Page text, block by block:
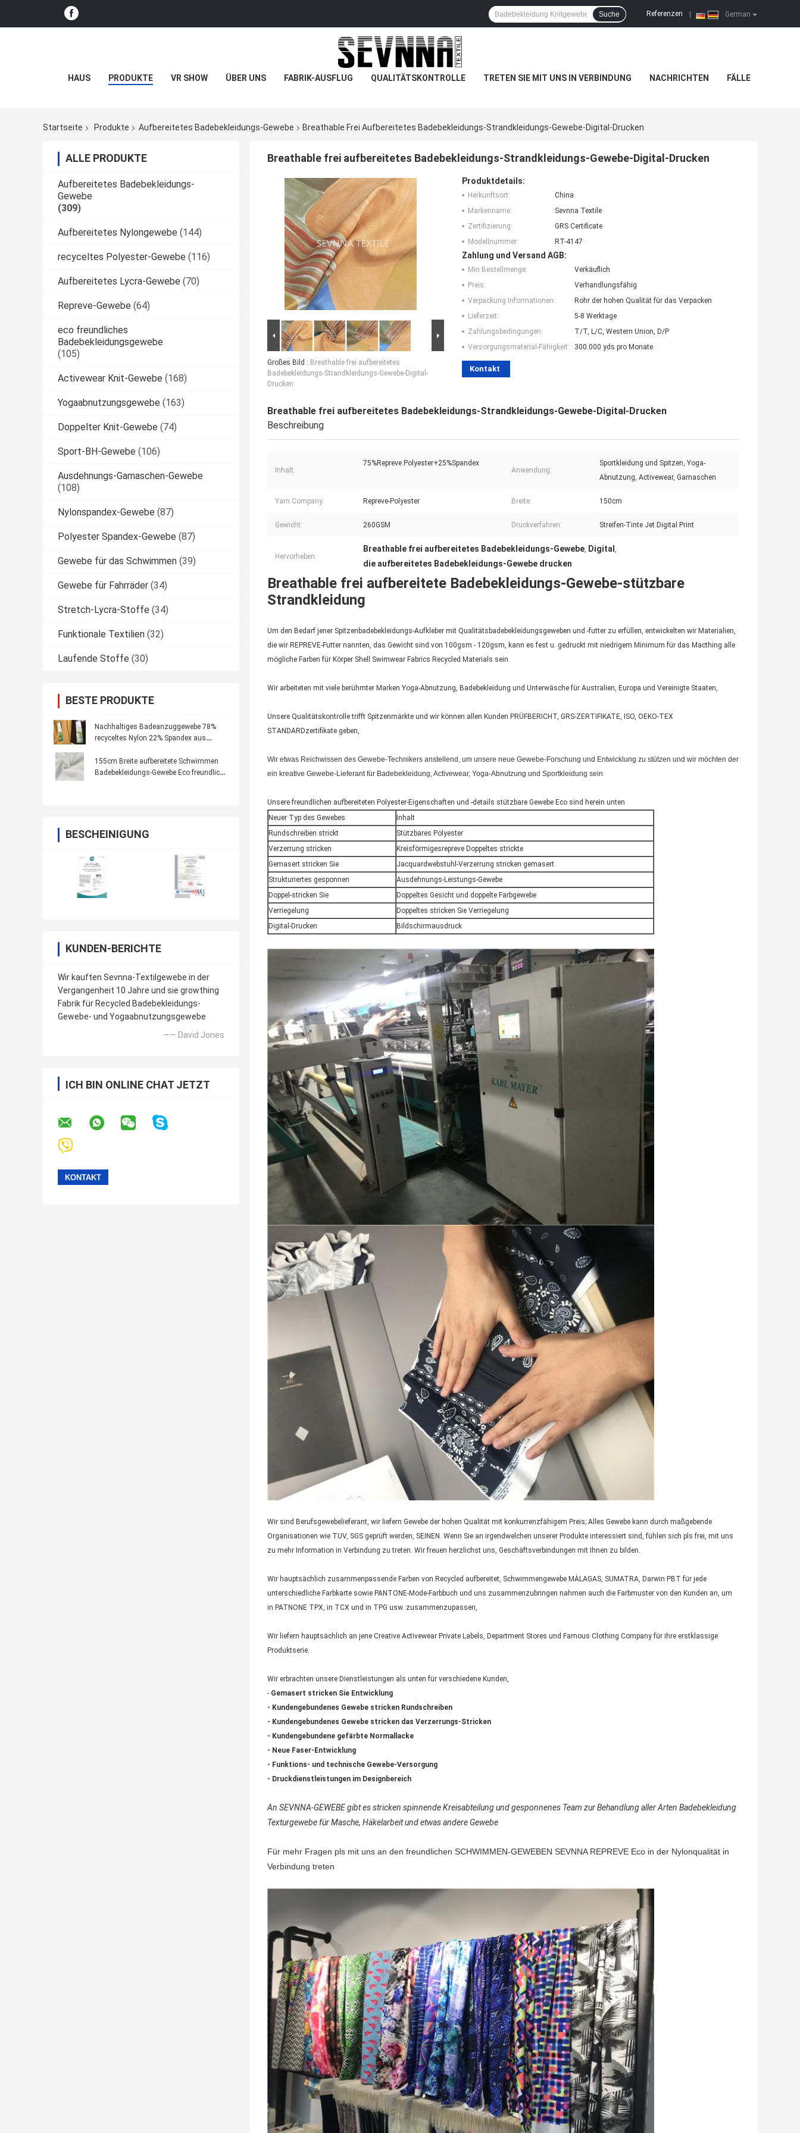
German
Referenzen
Suche
HAUS PRODUKTE VR SHOW ÜBER UNS FABRIK-AUSFLUG QUALITÄTSKONTROLLE TRETEN SIE MIT UNS IN VERBINDUNG NACHRICHTEN FÄLLE
Startseite Produkte Aufbereitetes Badebekleidungs-Gewebe Breathable Frei Aufbereitetes Badebekleidungs-Strandkleidungs-Gewebe-Digital-Drucken
ALLE PRODUKTE
Aufbereitetes Badebekleidungs-
Gewebe
(309)
Aufbereitetes Nylongewebe (144)
recyceltes Polyester-Gewebe (116)
Aufbereitetes Lycra-Gewebe (70)
Repreve-Gewebe (64)
eco freundliches
Badebekleidungsgewebe
(105)
Activewear Knit-Gewebe (168)
Yogaabnutzungsgewebe (163)
Doppelter Knit-Gewebe (74)
Sport-BH-Gewebe (106)
Ausdehnungs-Gamaschen-Gewebe
(108)
Nylonspandex-Gewebe (87)
Polyester Spandex-Gewebe (87)
Gewebe für das Schwimmen (39)
Gewebe für Fahrräder (34)
Stretch-Lycra-Stoffe (34)
Funktionale Textilien (32)
Laufende Stoffe (30)
BESTE PRODUKTE
Nachhaltiges Badeanzuggewebe 78%
recyceltes Nylon 22% Spandex aus
155cm Breite aufbereitete Schwimmen
Badebekleidungs-Gewebe Eco freundliche
BESCHEINIGUNG
KUNDEN-BERICHTE
Wir kauften Sevnna-Textilgewebe in der
Vergangenheit 10 Jahre und sie growthing
Fabrik für Recycled Badebekleidungs-
Gewebe- und Yogaabnutzungsgewebe
—— David Jones
ICH BIN ONLINE CHAT JETZT
Breathable frei aufbereitetes Badebekleidungs-Strandkleidungs-Gewebe-Digital-Drucken
Großes Bild : Breathable frei aufbereitetes
Badebekleidungs-Strandkleidungs-Gewebe-Digital-
Drucken
Produktdetails:
Herkunftsort:
China
Markenname:
Sevnna Textile
Zertifizierung:
GRS Certificate
Modellnummer:
RT-4147
Zahlung und Versand AGB:
Min Bestellmenge:
Verkäuflich
Preis:
Verhandlungsfähig
Verpackung Informationen:
Rohr der hohen Qualität für das Verpacken
Lieferzeit:
5-8 Werktage
Zahlungsbedingungen:
T/T, L/C, Western Union, D/P
Versorgungsmaterial-Fähigkeit:
300.000 yds pro Monate
Kontakt
Breathable frei aufbereitetes Badebekleidungs-Strandkleidungs-Gewebe-Digital-Drucken
Beschreibung
Inhalt:
75%Repreve Polyester+25%Spandex
Anwendung:
Sportkleidung und Spitzen, Yoga-
Abnutzung, Activewear, Gamaschen
Yarn Company: Repreve-Polyester Breite: 150cm
Gewicht: 260GSM Druckverfahren: Streifen-Tinte Jet Digital Print
Hervorheben:
Breathable frei aufbereitetes Badebekleidungs-Gewebe, Digital ,
die aufbereitetes Badebekleidungs-Gewebe drucken
Breathable frei aufbereitete Badebekleidungs-Gewebe-stützbare
Strandkleidung
Um den Bedarf jener Spitzenbadebekleidungs-Aufkleber mit Qualitätsbadebekleidungsgeweben und -futter zu erfüllen, entwickelten wir Materialien,
die wir REPREVE-Futter nannten, das Gewicht sind von 100gsm - 120gsm, kann es fest u. gedruckt mit niedrigem Minimum für das Macthing alle
mögliche Farben für Körper Shell Swimwear Fabrics Recycled Materials sein.
Wir arbeiteten mit viele berühmter Marken Yoga-Abnutzung, Badebekleidung und Unterwäsche für Australien, Europa und Vereinigte Staaten,
Unsere Qualitätskontrolle trifft Spitzenmärkte und wir können allen Kunden PRÜFBERICHT, GRS-ZERTIFIKATE, ISO, OEKO-TEX
STANDARDzertifikate geben,
Wir etwas Reichwissen des Gewebe-Technikers anstellend, um unsere neue Gewebe-Forschung und Entwicklung zu stützen und wir möchten der
ein kreative Gewebe-Lieferant für Badebekleidung, Activewear, Yoga-Abnutzung und Sportkleidung sein
Unsere freundlichen aufbereiteten Polyester-Eigenschaften und -details stützbare Gewebe Eco sind herein unten
Neuer Typ des Gewebes
Inhalt
Rundschreiben strickt
Stützbares Polyester
Verzerrung stricken
Kreisförmigesrepreve Doppeltes strickte
Gemasert stricken Sie
Jacquardwebstuhl-Verzerrung stricken gemasert
Strukturiertes gesponnen
Ausdehnungs-Leistungs-Gewebe
Doppel-stricken Sie
Doppeltes Gesicht und doppelte Farbgewebe
Verriegelung
Doppeltes stricken Sie Verriegelung
Digital-Drucken
Bildschirmausdruck
Wir sind Berufsgewebelieferant, wir liefern Gewebe der hohen Qualität mit konkurrenzfähigem Preis; Alles Gewebe kann durch maßgebende
Organisationen wie TUV, SGS geprüft werden, SEINEN. Wenn Sie an irgendwelchen unserer Produkte interessiert sind, fühlen sich pls frei, mit uns
zu mehr Information in Verbindung zu treten. Wir freuen herzlichst uns, Geschäftsverbindungen mit Ihnen zu bilden.
Wir hauptsächlich zusammenpassende Farben von Recycled aufbereitet, Schwimmengewebe MÀLAGAS, SUMATRA, Darwin PBT für jede
unterschiedliche Farbkarte sowie PANTONE-Mode-Farbbuch und uns zusammenzubringen nahmen auch die Farbmuster von den Kunden an, um
in PATNONE TPX, in TCX und in TPG usw. zusammenzupassen,
Wir liefern hauptsächlich an jene Creative Activewear Private Labels, Department Stores und Famous Clothing Company für ihre erstklassige
Produktserie.
Wir erbrachten unsere Dienstleistungen als unten für verschiedene Kunden,
- Gemasert stricken Sie Entwicklung
- Kundengebundenes Gewebe stricken Rundschreiben
- Kundengebundenes Gewebe stricken das Verzerrungs-Stricken
- Kundengebundene gefärbte Normallacke
- Neue Faser-Entwicklung
- Funktions- und technische Gewebe-Versorgung
- Druckdienstleistungen im Designbereich
An SEVNNA-GEWEBE gibt es stricken spinnende Kreisabteilung und gesponnenes Team zur Behandlung aller Arten Badebekleidung
Texturgewebe für Masche, Häkelarbeit und etwas andere Gewebe
Für mehr Fragen pls mit uns an den freundlichen SCHWIMMEN-GEWEBEN SEVNNA REPREVE Eco in der Nylonqualität in
Verbindung treten